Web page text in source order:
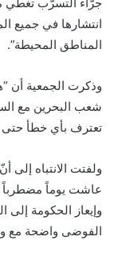
انتشارها في جميع
المناطق المحيطة”.
وذكرت الجمعية أن
شعب البحرين مع
تعترف بأي خطأ حتى
ولفتت الانتباه
عاشت يوماً مضطرباً
وإيعاز الحكومة
الفوضى واضحة مع